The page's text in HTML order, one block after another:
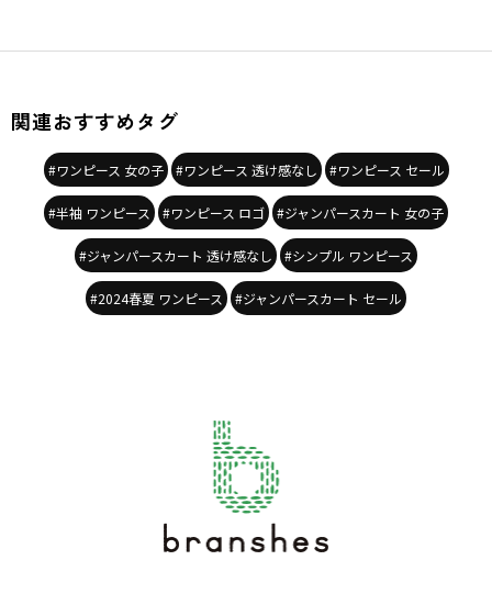
関連おすすめタグ
#ワンピース 女の子 #ワンピース 透け感なし #ワンピース セール
#半袖 ワンピース #ワンピース ロゴ #ジャンパースカート 女の子
#ジャンパースカート 透け感なし #シンプル ワンピース
#2024春夏 ワンピース #ジャンパースカート セール